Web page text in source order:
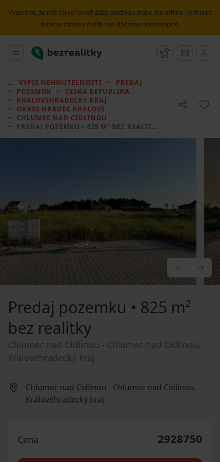
Vyzerá to, že náš server prechádza údržbou alebo ste offline. Niektoré
funkcie stránky môžu byť dočasne nedostupné.
Hlavné menu
Bezrealitky Strážny pes
Správy
VÝPIS NEHNUTEĽNOSTÍ
PREDAJ
POZEMOK
ČESKÁ REPUBLIKA
KRÁLOVÉHRADECKÝ KRAJ
OKRES HRADEC KRÁLOVÉ
CHLUMEC NAD CIDLINOU
PREDAJ POZEMKU • 825 M² BEZ REALITKY
Predaj pozemku • 825 m²
bez realitky
Chlumec nad Cidlinou - Chlumec nad Cidlinou,
Královéhradecký kraj
Chlumec nad Cidlinou - Chlumec nad Cidlinou,
Královéhradecký kraj
Cena 2928750